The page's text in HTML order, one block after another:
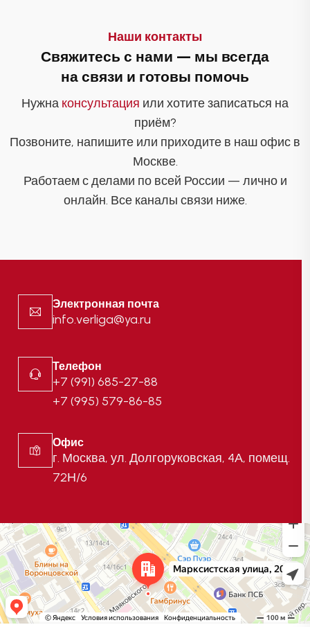
Наши контакты
Свяжитесь с нами — мы всегда
на связи и готовы помочь
Нужна консультация или хотите записаться на
приём?
Позвоните, напишите или приходите в наш офис в
Москве.
Работаем с делами по всей России — лично и
онлайн. Все каналы связи ниже.
Электронная почта
info.verliga@ya.ru
Телефон
+7 (991) 685-27-88
+7 (995) 579-86-85
Офис
г. Москва, ул. Долгоруковская, 4А, помещ.
72Н/6
Москва
Марксистская улица, 20с8 — Яндекс Карты